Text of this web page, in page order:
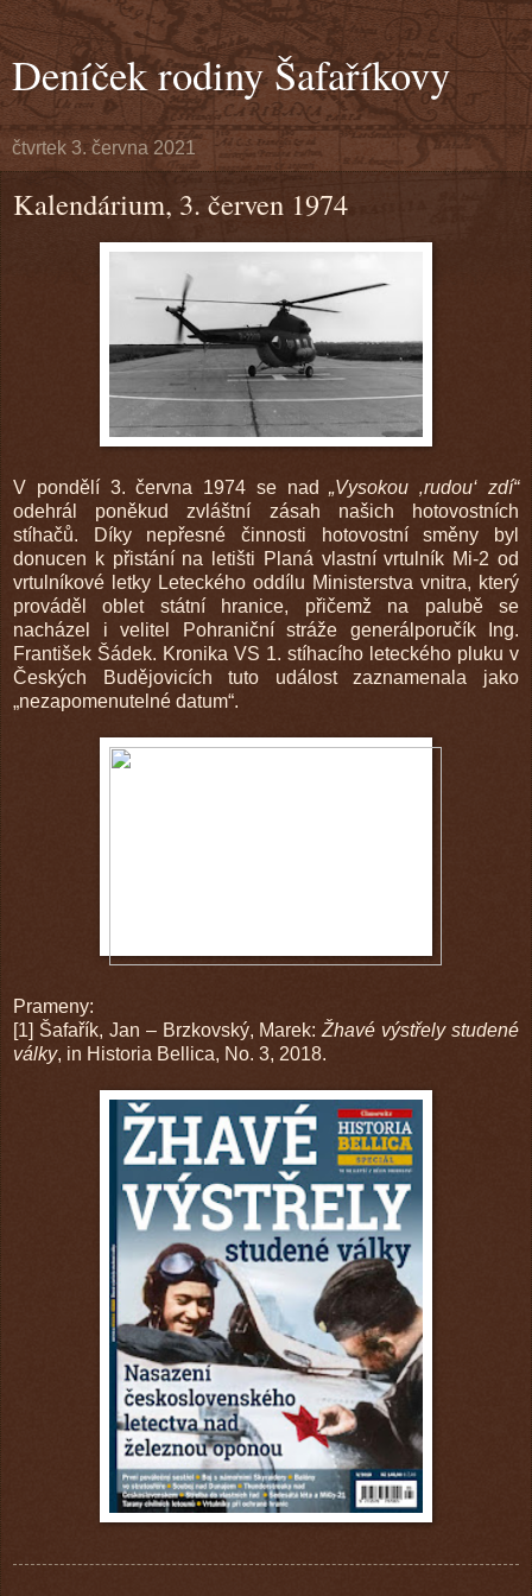
Deníček rodiny Šafaříkovy
čtvrtek 3. června 2021
Kalendárium, 3. červen 1974
V pondělí 3. června 1974 se nad„Vysokou ‚rudou‘ zdí“
odehrál poněkud zvláštní zásah našich hotovostních
stíhačů. Díky nepřesné činnosti hotovostní směny byl
donucen k přistání na letišti Planá vlastní vrtulník Mi-2 od
vrtulníkové letky Leteckého oddílu Ministerstva vnitra, který
prováděl oblet státní hranice, přičemž na palubě se
nacházel i velitel Pohraniční stráže generálporučík Ing.
František Šádek. Kronika VS 1. stíhacího leteckého pluku v
Českých Budějovicích tuto událost zaznamenala jako
„nezapomenutelné datum“.
Prameny:
[1] Šafařík, Jan – Brzkovský, Marek:Žhavé výstřely studené
války, in Historia Bellica, No. 3, 2018.